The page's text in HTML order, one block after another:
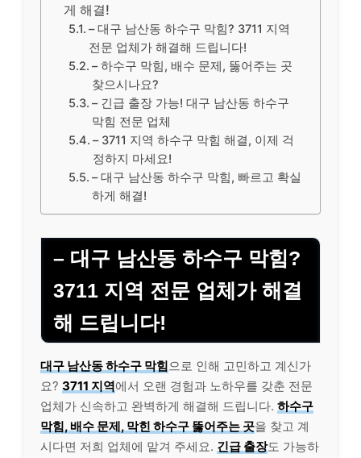
게 해결!
– 대구 남산동 하수구 막힘? 3711 지역
전문 업체가 해결해 드립니다!
– 하수구 막힘, 배수 문제, 뚫어주는 곳
찾으시나요?
– 긴급 출장 가능! 대구 남산동 하수구
막힘 전문 업체
– 3711 지역 하수구 막힘 해결, 이제 걱
정하지 마세요!
– 대구 남산동 하수구 막힘, 빠르고 확실
하게 해결!
– 대구 남산동 하수구 막힘?
3711 지역 전문 업체가 해결
해 드립니다!
대구 남산동 하수구 막힘으로 인해 고민하고 계신가
요? 3711 지역에서 오랜 경험과 노하우를 갖춘 전문
업체가 신속하고 완벽하게 해결해 드립니다. 하수구
막힘, 배수 문제, 막힌 하수구 뚫어주는 곳을 찾고 계
시다면 저희 업체에 맡겨 주세요. 긴급 출장도 가능하